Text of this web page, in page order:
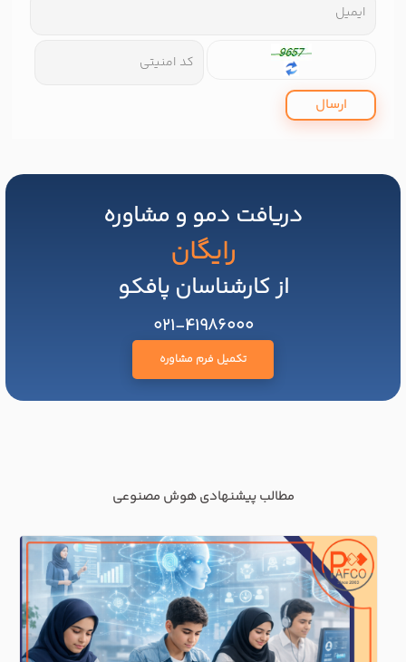
ارسال
دریافت دمو و مشاوره
رایگان
از کارشناسان پافکو
021-41986000
تکمیل فرم مشاوره
مطالب پیشنهادی هوش مصنوعی